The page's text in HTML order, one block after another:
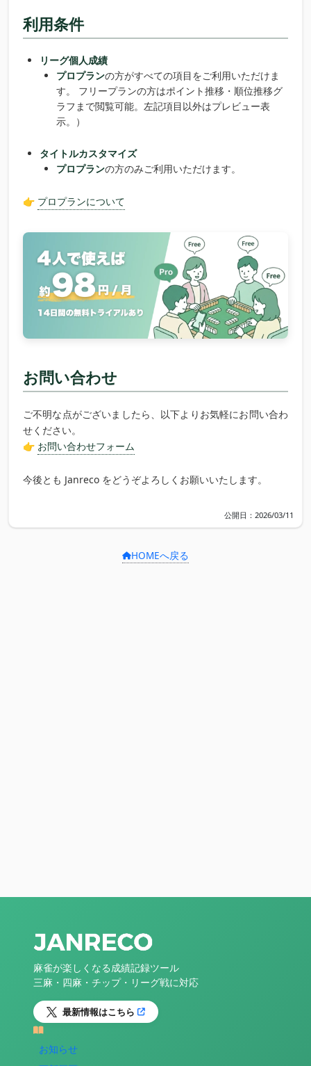
利用条件
リーグ個人成績
プロプランの方がすべての項目をご利用いただけま
す。 フリープランの方はポイント推移・順位推移グ
ラフまで閲覧可能。左記項目以外はプレビュー表
示。）
タイトルカスタマイズ
プロプランの方のみご利用いただけます。
👉 プロプランについて
お問い合わせ
ご不明な点がございましたら、以下よりお気軽にお問い合わ
せください。
👉 お問い合わせフォーム
今後とも Janreco をどうぞよろしくお願いいたします。
公開日：2026/03/11
HOMEへ戻る
麻雀が楽しくなる成績記録ツール
三麻・四麻・チップ・リーグ戦に対応
最新情報はこちら
お知らせ